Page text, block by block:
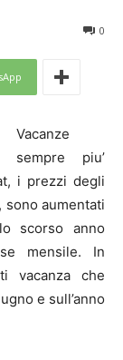
0
Vacanze
sempre piu’
i prezzi degli
aumentati
scorso anno
mensile. In
vacanza che
e sull’anno